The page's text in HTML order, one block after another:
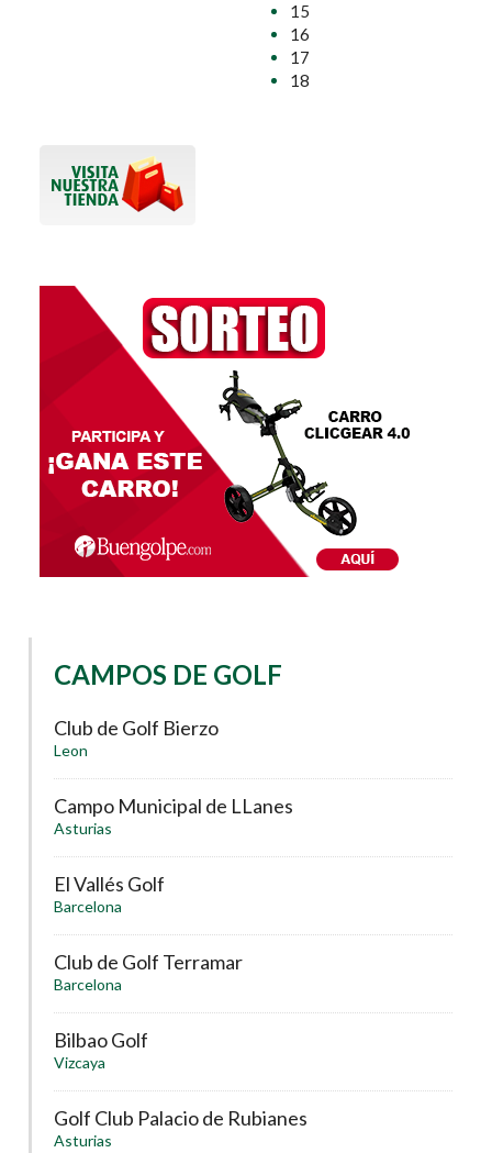
15
16
17
18
CAMPOS DE GOLF
Club de Golf Bierzo
Leon
Campo Municipal de LLanes
Asturias
El Vallés Golf
Barcelona
Club de Golf Terramar
Barcelona
Bilbao Golf
Vizcaya
Golf Club Palacio de Rubianes
Asturias